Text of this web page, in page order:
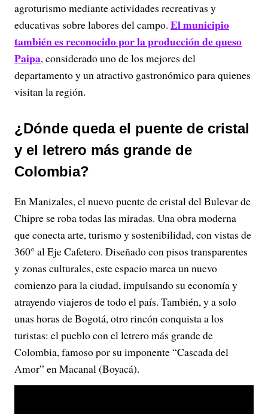
agroturismo mediante actividades recreativas y
educativas sobre labores del campo. El municipio
también es reconocido por la producción de queso
Paipa, considerado uno de los mejores del
departamento y un atractivo gastronómico para quienes
visitan la región.
¿Dónde queda el puente de cristal
y el letrero más grande de
Colombia?
En Manizales, el nuevo puente de cristal del Bulevar de
Chipre se roba todas las miradas. Una obra moderna
que conecta arte, turismo y sostenibilidad, con vistas de
360° al Eje Cafetero. Diseñado con pisos transparentes
y zonas culturales, este espacio marca un nuevo
comienzo para la ciudad, impulsando su economía y
atrayendo viajeros de todo el país. También, y a solo
unas horas de Bogotá, otro rincón conquista a los
turistas: el pueblo con el letrero más grande de
Colombia, famoso por su imponente “Cascada del
Amor” en Macanal (Boyacá).